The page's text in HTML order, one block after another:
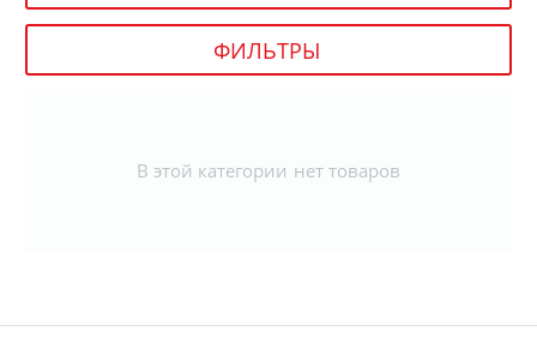
ФИЛЬТРЫ
В этой категории нет товаров